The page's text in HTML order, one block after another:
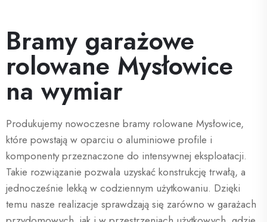
Bramy garażowe
rolowane Mysłowice
na wymiar
Produkujemy nowoczesne bramy rolowane Mysłowice,
które powstają w oparciu o aluminiowe profile i
komponenty przeznaczone do intensywnej eksploatacji.
Takie rozwiązanie pozwala uzyskać konstrukcję trwałą, a
jednocześnie lekką w codziennym użytkowaniu. Dzięki
temu nasze realizacje sprawdzają się zarówno w garażach